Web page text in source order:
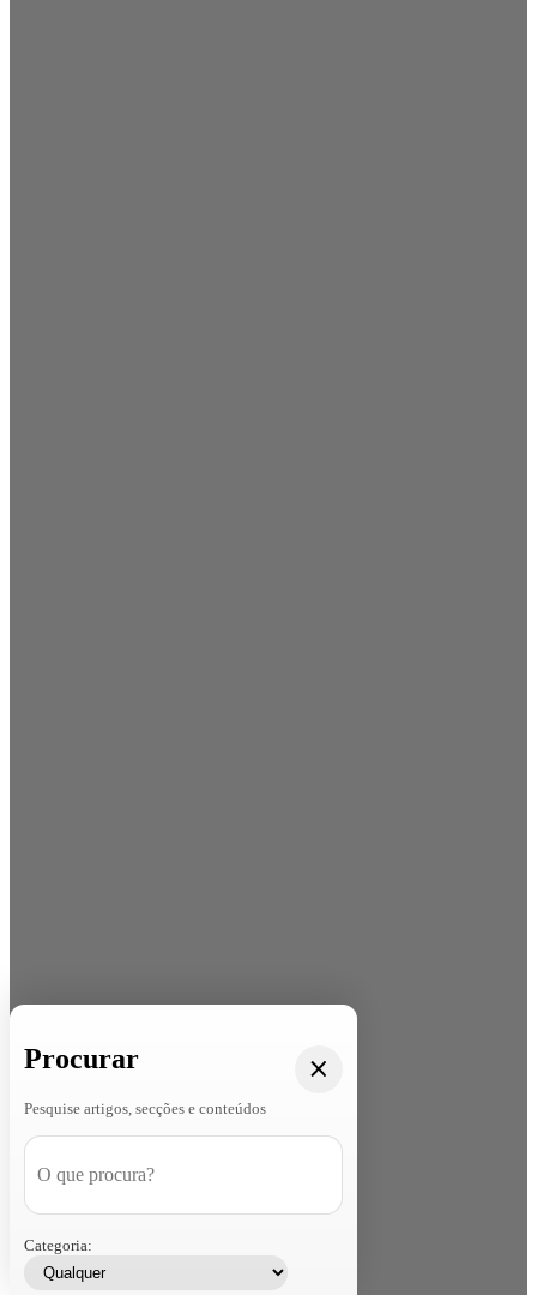
Procurar
Pesquise artigos, secções e conteúdos
Categoria: